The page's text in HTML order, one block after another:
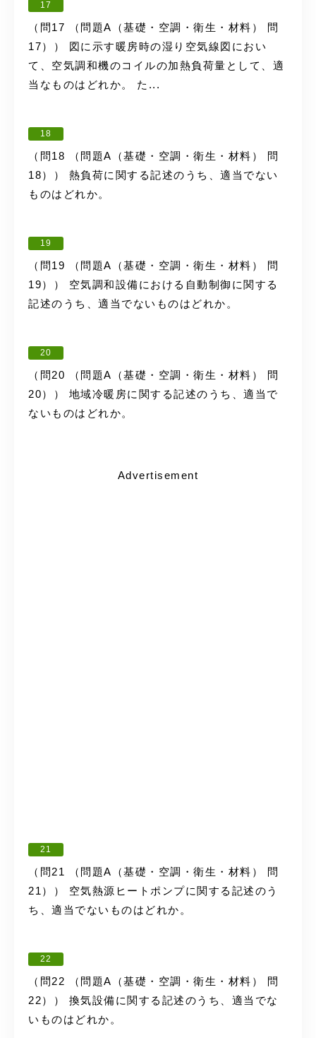
17
（問17 （問題A（基礎・空調・衛生・材料） 問
17）） 図に示す暖房時の湿り空気線図におい
て、空気調和機のコイルの加熱負荷量として、適
当なものはどれか。 た...
18
（問18 （問題A（基礎・空調・衛生・材料） 問
18）） 熱負荷に関する記述のうち、適当でない
ものはどれか。
19
（問19 （問題A（基礎・空調・衛生・材料） 問
19）） 空気調和設備における自動制御に関する
記述のうち、適当でないものはどれか。
20
（問20 （問題A（基礎・空調・衛生・材料） 問
20）） 地域冷暖房に関する記述のうち、適当で
ないものはどれか。
Advertisement
21
（問21 （問題A（基礎・空調・衛生・材料） 問
21）） 空気熱源ヒートポンプに関する記述のう
ち、適当でないものはどれか。
22
（問22 （問題A（基礎・空調・衛生・材料） 問
22）） 換気設備に関する記述のうち、適当でな
いものはどれか。